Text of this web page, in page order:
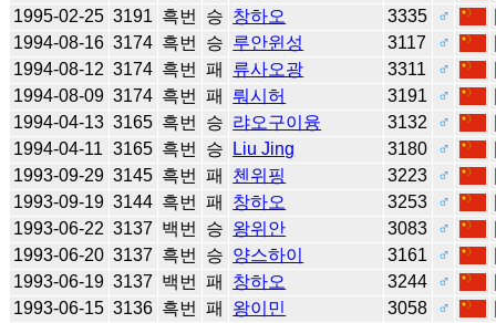
1995-02-25 3191 흑번 승 창하오 3335 ♂
1994-08-16 3174 흑번 승 루안윈성 3117 ♂
1994-08-12 3174 흑번 패 류사오광 3311 ♂
1994-08-09 3174 흑번 패 뤄시허 3191 ♂
1994-04-13 3165 흑번 승 랴오구이융 3132 ♂
1994-04-11 3165 흑번 승 Liu Jing 3180 ♂
1993-09-29 3145 흑번 패 첸위핑 3223 ♂
1993-09-19 3144 흑번 패 창하오 3253 ♂
1993-06-22 3137 백번 승 왕위안 3083 ♂
1993-06-20 3137 흑번 승 양스하이 3161 ♂
1993-06-19 3137 백번 패 창하오 3244 ♂
1993-06-15 3136 흑번 패 왕이민 3058 ♂